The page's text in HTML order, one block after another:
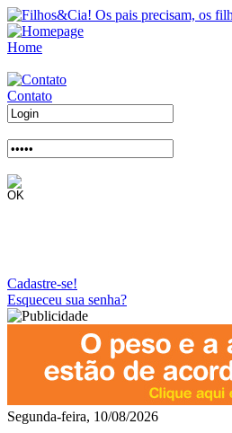
Home
Contato
Cadastre-se!
Esqueceu sua senha?
Segunda-feira, 10/08/2026